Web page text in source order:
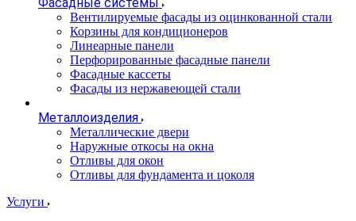
Вентилируемые фасады из оцинкованной стали
Корзины для кондиционеров
Линеарные панели
Перфорированные фасадные панели
Фасадные кассеты
Фасады из нержавеющей стали
Металлоизделия
Металлические двери
Наружные откосы на окна
Отливы для окон
Отливы для фундамента и цоколя
Услуги